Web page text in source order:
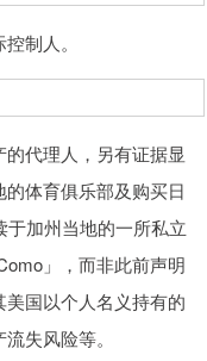
制人。
代理人，另有证据显
体育俱乐部及购买日
于加州当地的一所私立
」，而非此前声明
国以个人名义持有的
失风险等。